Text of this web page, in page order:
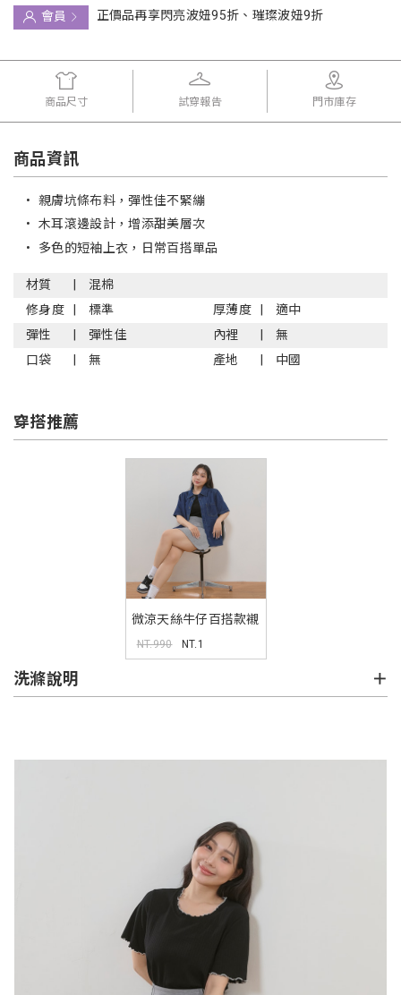
會員
正價品再享閃亮波妞95折、璀璨波妞9折
商品尺寸 試穿報告 門市庫存
商品資訊
• 親膚坑條布料，彈性佳不緊繃
• 木耳滾邊設計，增添甜美層次
• 多色的短袖上衣，日常百搭單品
材質
混棉
修身度
標準 厚薄度
適中
彈性
彈性佳 內裡
無
口袋
無 產地 中國
穿搭推薦
微涼天絲牛仔百搭款襯
衫
NT.990 NT.1
洗滌說明